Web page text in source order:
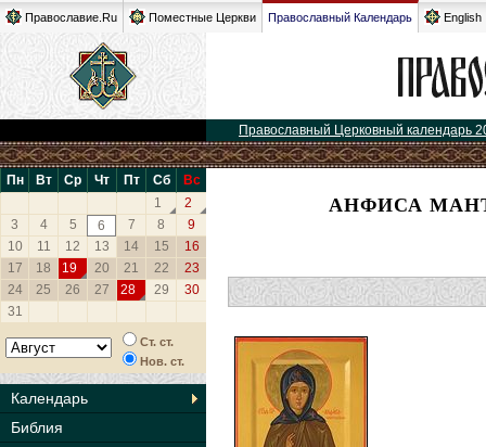
Православие.Ru Поместные Церкви Православный Календарь English
Православный Церковный календарь
Пн Вт Ср Чт Пт Сб
Вс
1
2
3
4 5 6 7 8
9
10
11 12 13 14 15
16
17
18 19 20 21 22
23
24
25 26 27 28 29
30
31
Ст. ст.
Нов. ст.
Календарь
Библия
АНФИСА